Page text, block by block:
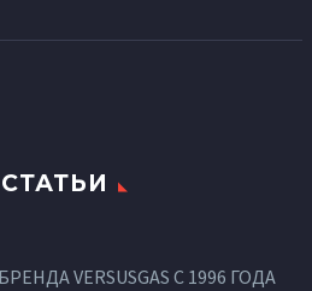
VERSUSGAS С 1996 ГОДА